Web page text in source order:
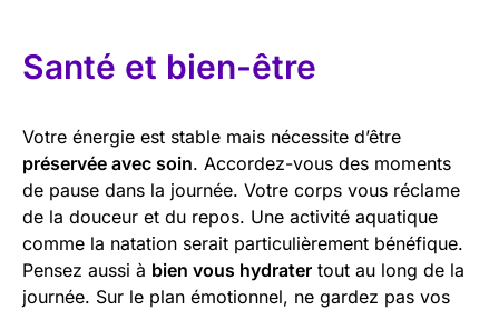
Santé et bien-être
Votre énergie est stable mais nécessite d’être
préservée avec soin. Accordez-vous des moments
de pause dans la journée. Votre corps vous réclame
de la douceur et du repos. Une activité aquatique
comme la natation serait particulièrement bénéfique.
Pensez aussi à bien vous hydrater tout au long de la
journée. Sur le plan émotionnel, ne gardez pas vos